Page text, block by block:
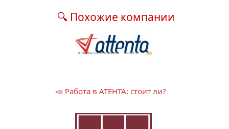
🔍 Похожие компании
📣 Работа в АТЕНТА: стоит ли?